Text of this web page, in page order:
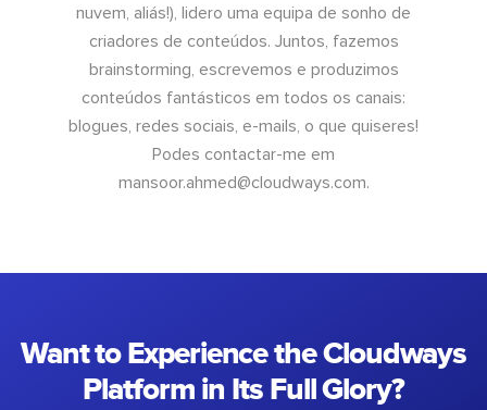
nuvem, aliás!), lidero uma equipa de sonho de
criadores de conteúdos. Juntos, fazemos
brainstorming, escrevemos e produzimos
conteúdos fantásticos em todos os canais:
blogues, redes sociais, e-mails, o que quiseres!
Podes contactar-me em
mansoor.ahmed@cloudways.com.
Want to Experience the Cloudways
Platform in Its Full Glory?